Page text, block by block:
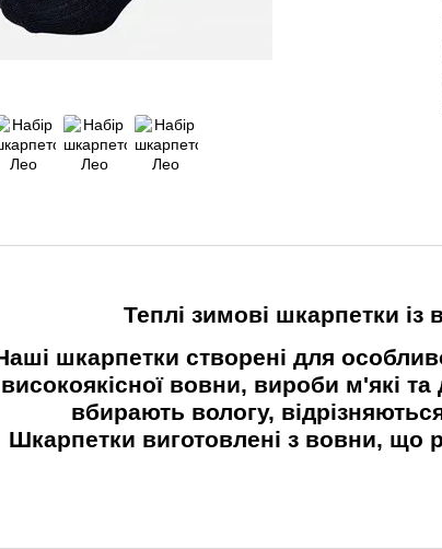
Теплі зимові шкарпетки із
шкарпетки створені для
вовни, вироби м'які
вбирають вологу,
Шкарпетки виготовлені з вовни, що